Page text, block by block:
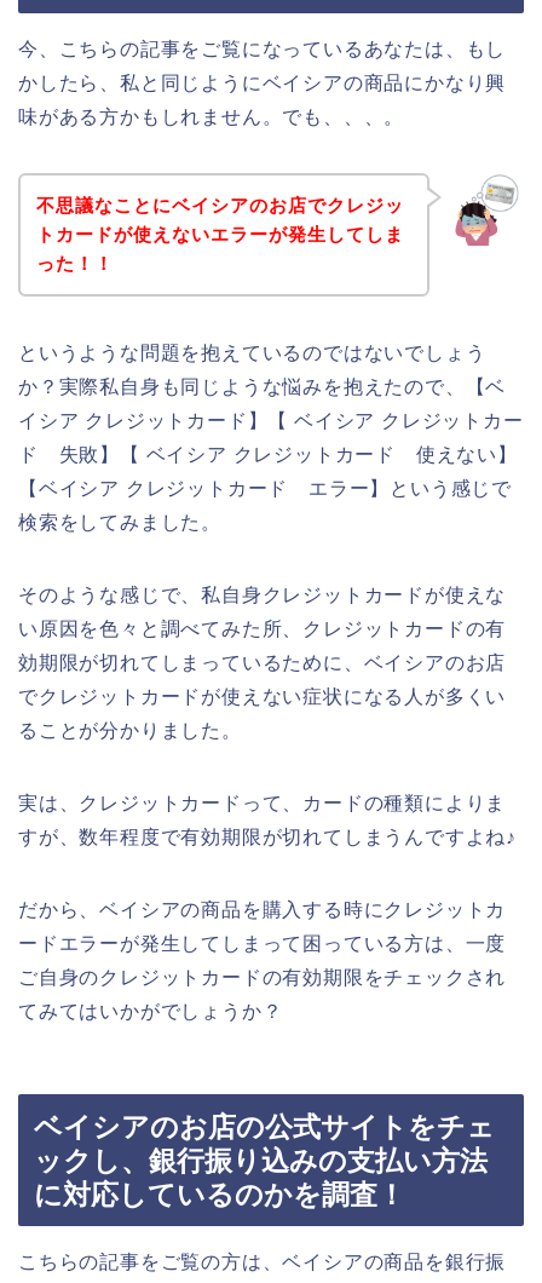
今、こちらの記事をご覧になっているあなたは、もし
かしたら、私と同じようにベイシアの商品にかなり興
味がある方かもしれません。でも、、、。
不思議なことにベイシアのお店でクレジッ
トカードが使えないエラーが発生してしま
った！！
というような問題を抱えているのではないでしょう
か？実際私自身も同じような悩みを抱えたので、【ベ
イシア クレジットカード】【 ベイシア クレジットカー
ド 失敗】【 ベイシア クレジットカード 使えない】
【ベイシア クレジットカード エラー】という感じで
検索をしてみました。
そのような感じで、私自身クレジットカードが使えな
い原因を色々と調べてみた所、クレジットカードの有
効期限が切れてしまっているために、ベイシアのお店
でクレジットカードが使えない症状になる人が多くい
ることが分かりました。
実は、クレジットカードって、カードの種類によりま
すが、数年程度で有効期限が切れてしまうんですよね♪
だから、ベイシアの商品を購入する時にクレジットカ
ードエラーが発生してしまって困っている方は、一度
ご自身のクレジットカードの有効期限をチェックされ
てみてはいかがでしょうか？
ベイシアのお店の公式サイトをチェ
ックし、銀行振り込みの支払い方法
に対応しているのかを調査！
こちらの記事をご覧の方は、ベイシアの商品を銀行振